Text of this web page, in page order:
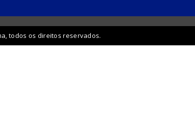
todos os direitos reservados.